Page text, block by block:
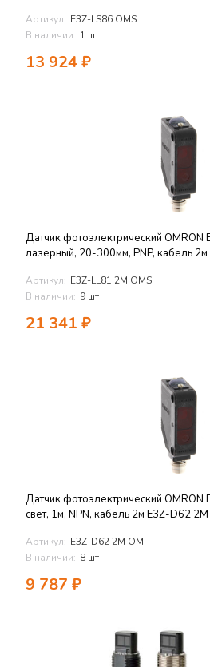
Артикул: E3Z-LS86 OMS
В наличии: 1 шт
13 924₽
Датчик фотоэлектрический
лазерный, 20-300мм, PNP, кабель
Артикул: E3Z-LL81 2M OMS
В наличии: 9 шт
21 341 ₽
Датчик фотоэлектрический
свет, 1м, NPN, кабель 2м E3Z-D62 2M
Артикул: E3Z-D62 2M OMI
В наличии: 8 шт
9 787 ₽